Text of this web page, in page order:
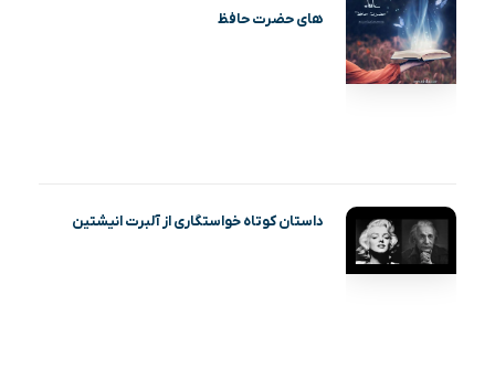
های حضرت حافظ
داستان کوتاه خواستگاری از آلبرت انیشتین